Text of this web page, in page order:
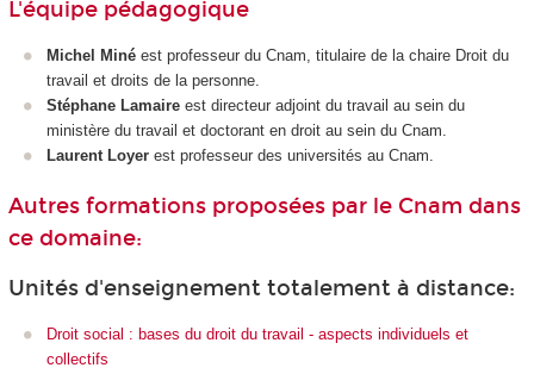
L'équipe pédagogique
Michel Miné est professeur du Cnam, titulaire de la chaire Droit du
travail et droits de la personne.
Stéphane Lamaire est directeur adjoint du travail au sein du
ministère du travail et doctorant en droit au sein du Cnam.
Laurent Loyer est professeur des universités au Cnam.
Autres formations proposées par le Cnam dans
ce domaine:
Unités d'enseignement totalement à distance:
Droit social : bases du droit du travail - aspects individuels et
collectifs